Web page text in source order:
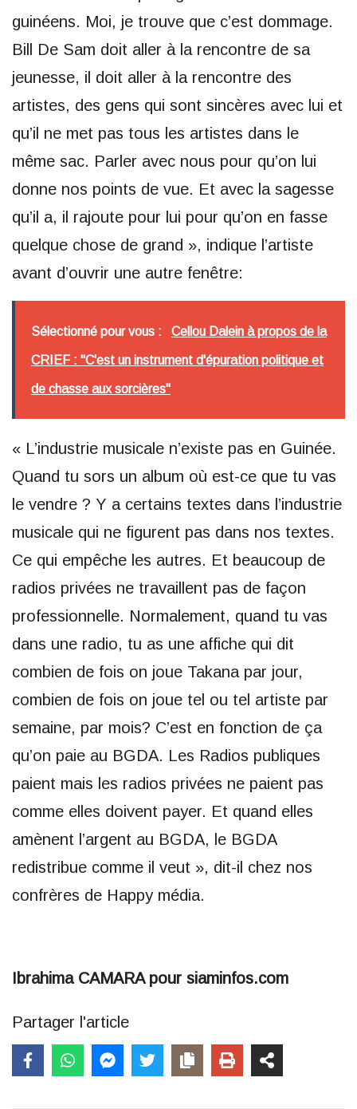
guinéens. Moi, je trouve que c’est dommage.
Bill De Sam doit aller à la rencontre de sa
jeunesse, il doit aller à la rencontre des
artistes, des gens qui sont sincères avec lui et
qu’il ne met pas tous les artistes dans le
même sac. Parler avec nous pour qu’on lui
donne nos points de vue. Et avec la sagesse
qu’il a, il rajoute pour lui pour qu’on en fasse
quelque chose de grand », indique l’artiste
avant d’ouvrir une autre fenêtre:
Sélectionné pour vous : Cellou Dalein à propos de la
CRIEF : "C'est un instrument d'épuration politique et
de chasse aux sorcières"
« L’industrie musicale n’existe pas en Guinée.
Quand tu sors un album où est-ce que tu vas
le vendre ? Y a certains textes dans l’industrie
musicale qui ne figurent pas dans nos textes.
Ce qui empêche les autres. Et beaucoup de
radios privées ne travaillent pas de façon
professionnelle. Normalement, quand tu vas
dans une radio, tu as une affiche qui dit
combien de fois on joue Takana par jour,
combien de fois on joue tel ou tel artiste par
semaine, par mois? C’est en fonction de ça
qu’on paie au BGDA. Les Radios publiques
paient mais les radios privées ne paient pas
comme elles doivent payer. Et quand elles
amènent l’argent au BGDA, le BGDA
redistribue comme il veut », dit-il chez nos
confrères de Happy média.
Ibrahima CAMARA pour siaminfos.com
Partager l'article